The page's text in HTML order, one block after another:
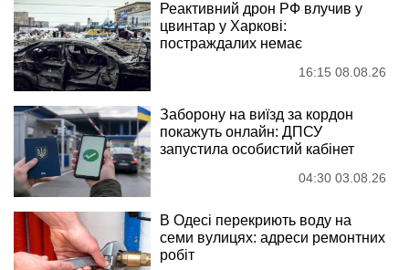
Реактивний дрон РФ влучив у
цвинтар у Харкові:
постраждалих немає
16:15 08.08.26
Заборону на виїзд за кордон
покажуть онлайн: ДПСУ
запустила особистий кабінет
04:30 03.08.26
В Одесі перекриють воду на
семи вулицях: адреси ремонтних
робіт